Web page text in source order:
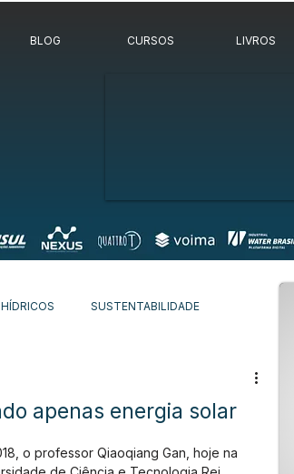
BLOG CURSOS LIVROS
SUSTENTABILIDADE
apenas energia solar
o professor Qiaoqiang Gan, hoje na